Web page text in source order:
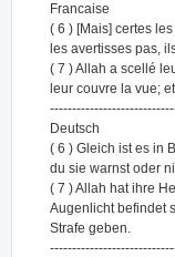
Francaise
( 6 ) [Mais] certes
les avertisses pas,
( 7 ) Allah a scellé
leur couvre la vue;
Deutsch
( 6 ) Gleich ist es
du sie warnst oder
( 7 ) Allah hat ihre
Augenlicht befindet
Strafe geben.